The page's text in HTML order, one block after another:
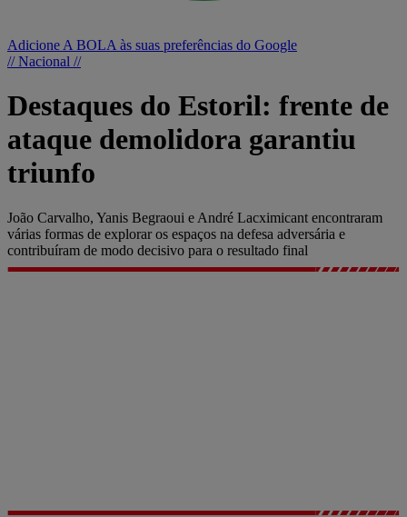
Adicione A BOLA às suas preferências do Google
// Nacional //
Destaques do Estoril: frente de
ataque demolidora garantiu
triunfo
João Carvalho, Yanis Begraoui e André Lacximicant encontraram
várias formas de explorar os espaços na defesa adversária e
contribuíram de modo decisivo para o resultado final